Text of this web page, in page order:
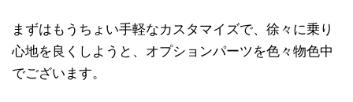
まずはもうちょい手軽なカスタマイズで、徐々に乗り
心地を良くしようと、オプションパーツを色々物色中
でございます。